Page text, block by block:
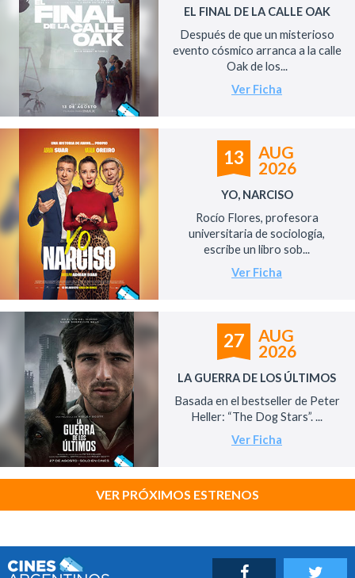
EL FINAL DE LA CALLE OAK
Después de que un misterioso
evento cósmico arranca a la calle
Oak de los...
Ver Ficha
13
AUG
2026
YO, NARCISO
Rocío Flores, profesora
universitaria de sociología,
escribe un libro sob...
Ver Ficha
27
AUG
2026
LA GUERRA DE LOS ÚLTIMOS
Basada en el bestseller de Peter
Heller: “The Dog Stars”. ...
Ver Ficha
VER PRÓXIMOS ESTRENOS